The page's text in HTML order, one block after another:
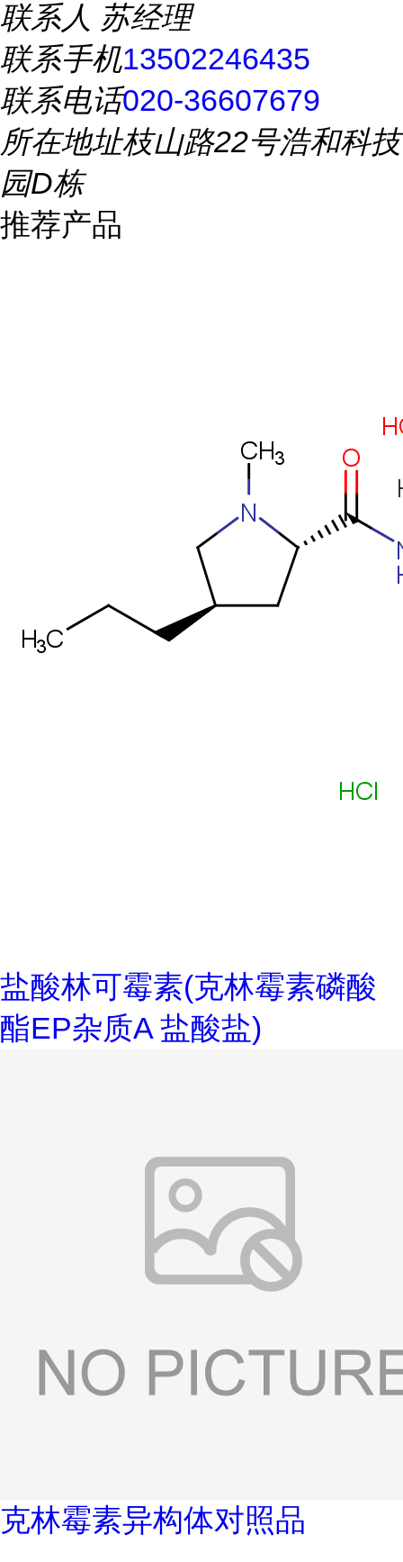
联系人 苏经理
联系手机13502246435
联系电话020-36607679
所在地址枝山路22号浩和科技
园D栋
推荐产品
盐酸林可霉素(克林霉素磷酸
酯EP杂质A 盐酸盐)
克林霉素异构体对照品